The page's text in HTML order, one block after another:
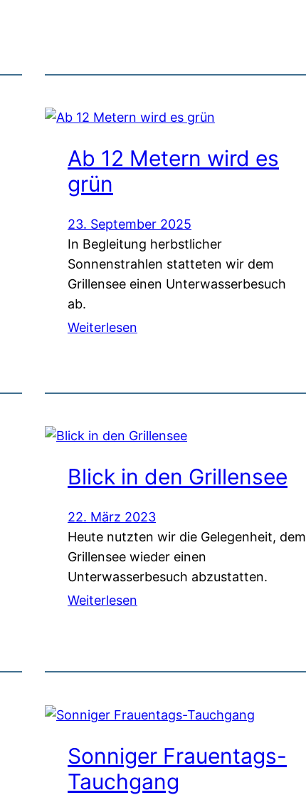
Ab 12 Metern wird es
grün
23. September 2025
In Begleitung herbstlicher
Sonnenstrahlen statteten wir dem
Grillensee einen Unterwasserbesuch
ab.
Weiterlesen
Blick in den Grillensee
22. März 2023
Heute nutzten wir die Gelegenheit, dem
Grillensee wieder einen
Unterwasserbesuch abzustatten.
Weiterlesen
Sonniger Frauentags-
Tauchgang